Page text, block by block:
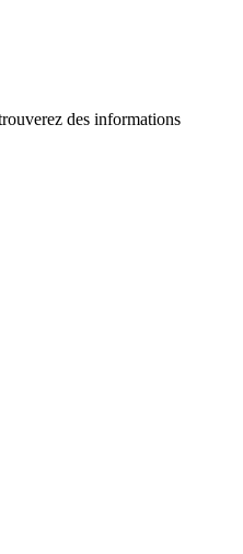
des informations